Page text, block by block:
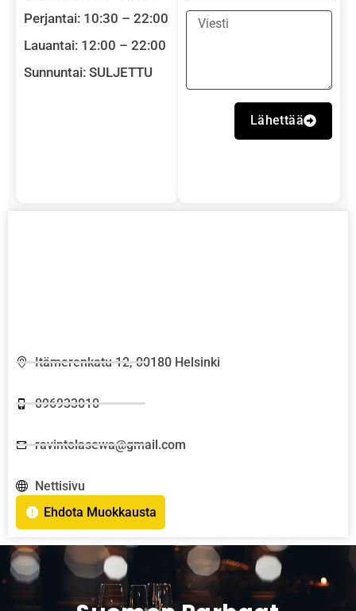
Perjantai: 10:30 – 22:00
Lauantai: 12:00 – 22:00
Sunnuntai: SULJETTU
Message
Lähettää
Itämerenkatu 12, 00180 Helsinki
096933010
ravintolasewa@gmail.com
Nettisivu
Ehdota Muokkausta